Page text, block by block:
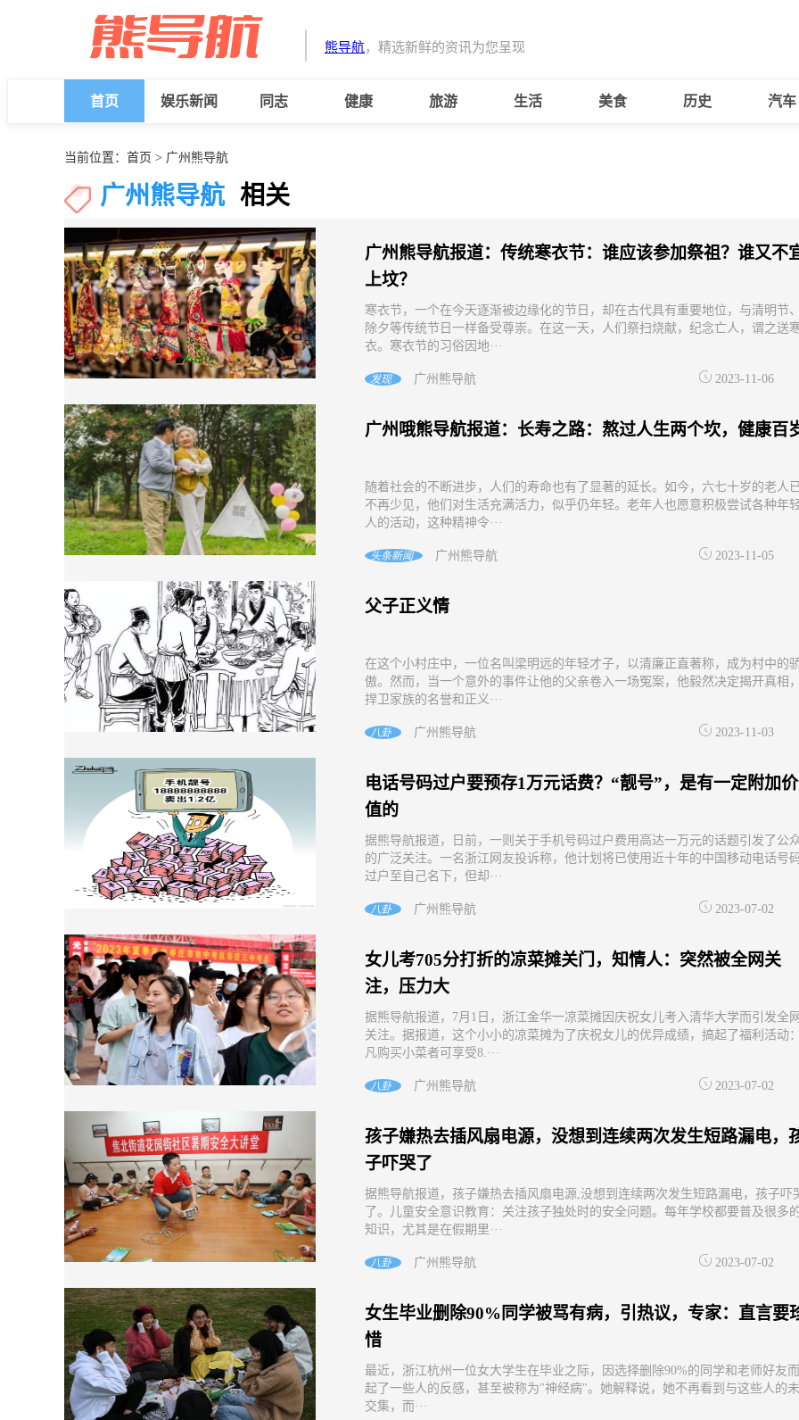
熊导航，精选新鲜的资讯为您呈现
首页 娱乐新闻 同志 健康 旅游 生活 美食 历史 汽车
当前位置： 首页 > 广州熊导航
广州熊导航 相关
广州熊导航报道：传统寒衣节：谁应该参加祭祖？谁又不
上坟？
寒衣节，一个在今天逐渐被边缘化的节日，却在古代具有重要地位，与清明节、
除夕等传统节日一样备受尊崇。在这一天，人们祭扫烧献，纪念亡人，谓之送
衣。寒衣节的习俗因地···
发现 广州熊导航 2023-11-06
广州哦熊导航报道：长寿之路：熬过人生两个坎，健康百
随着社会的不断进步，人们的寿命也有了显著的延长。如今，六七十岁的老人
不再少见，他们对生活充满活力，似乎仍年轻。老年人也愿意积极尝试各种年
人的活动，这种精神令···
头条新闻 广州熊导航 2023-11-05
父子正义情
在这个小村庄中，一位名叫梁明远的年轻才子，以清廉正直著称，成为村中的
傲。然而，当一个意外的事件让他的父亲卷入一场冤案，他毅然决定揭开真相，
捍卫家族的名誉和正义···
八卦 广州熊导航 2023-11-03
电话号码过户要预存1万元话费？“靓号”，是有一定附加价
值的
据熊导航报道，日前，一则关于手机号码过户费用高达一万元的话题引发了公
的广泛关注。一名浙江网友投诉称，他计划将已使用近十年的中国移动电话号
过户至自己名下，但却···
八卦 广州熊导航 2023-07-02
女儿考705分打折的凉菜摊关门，知情人：突然被全网关
注，压力大
据熊导航报道，7月1日，浙江金华一凉菜摊因庆祝女儿考入清华大学而引发全网
关注。据报道，这个小小的凉菜摊为了庆祝女儿的优异成绩，搞起了福利活动：
凡购买小菜者可享受8.···
八卦 广州熊导航 2023-07-02
孩子嫌热去插风扇电源，没想到连续两次发生短路漏电，
子吓哭了
据熊导航报道，孩子嫌热去插风扇电源,没想到连续两次发生短路漏电，孩子吓
了。儿童安全意识教育：关注孩子独处时的安全问题。每年学校都要普及很多
知识，尤其是在假期里···
八卦 广州熊导航 2023-07-02
女生毕业删除90%同学被骂有病，引热议，专家：直言要
惜
最近，浙江杭州一位女大学生在毕业之际，因选择删除90%的同学和老师好友而
起了一些人的反感，甚至被称为"神经病"。她解释说，她不再看到与这些人的
交集，而···